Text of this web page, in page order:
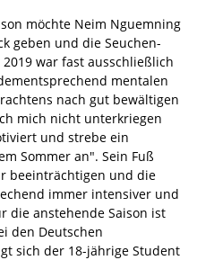
möchte Neim Nguemning
geben und die Seuchen-
2019 war fast ausschließlich
mentalen
nach gut bewältigen
mich nicht unterkriegen
und strebe ein
Sommer an". Sein Fuß
beeinträchtigen und die
immer intensiver und
die anstehende Saison ist
den Deutschen
sich der 18-jährige Student